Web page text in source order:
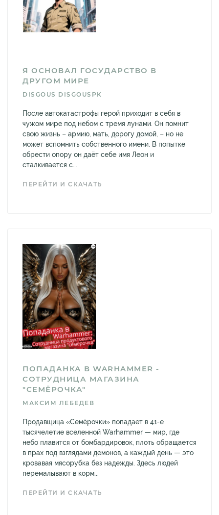
Я ОСНОВАЛ ГОСУДАРСТВО В
ДРУГОМ МИРЕ
DISGOUS DISGOUSPK
После автокатастрофы герой приходит в себя в
чужом мире под небом с тремя лунами. Он помнит
свою жизнь – армию, мать, дорогу домой, – но не
может вспомнить собственного имени. В попытке
обрести опору он даёт себе имя Леон и
сталкивается с...
ПЕРЕЙТИ И СКАЧАТЬ
ПОПАДАНКА В WARHAMMER -
СОТРУДНИЦА МАГАЗИНА
"СЕМЁРОЧКА"
МАКСИМ ЛЕБЕДЕВ
Продавщица «Семёрочки» попадает в 41-е
тысячелетие вселенной Warhammer — мир, где
небо плавится от бомбардировок, плоть обращается
в прах под взглядами демонов, а каждый день — это
кровавая мясорубка без надежды. Здесь людей
перемалывают в корм...
ПЕРЕЙТИ И СКАЧАТЬ